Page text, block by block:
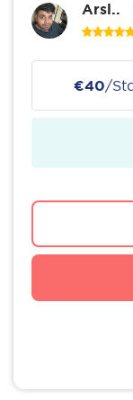
Arsl..
€40/